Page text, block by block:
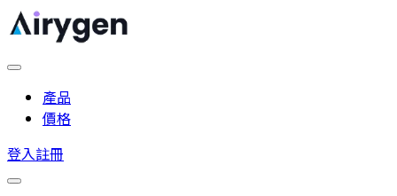
產品
價格
登入註冊